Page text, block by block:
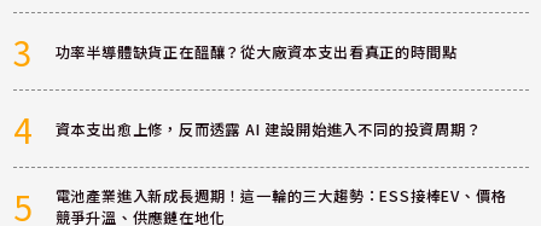
3 功率半導體缺貨正在醞釀？從大廠資本支出看真正的時間點
4 資本支出愈上修，反而透露 AI 建設開始進入不同的投資周期？
5
電池產業進入新成長週期！這一輪的三大趨勢：ESS接棒EV、價格
競爭升溫、供應鏈在地化